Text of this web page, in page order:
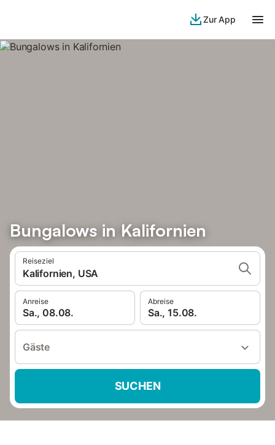
Zur App
Bungalows in Kalifornien
Reiseziel
Kalifornien, USA
Anreise
Sa., 08.08.
Abreise
Sa., 15.08.
Gäste
SUCHEN